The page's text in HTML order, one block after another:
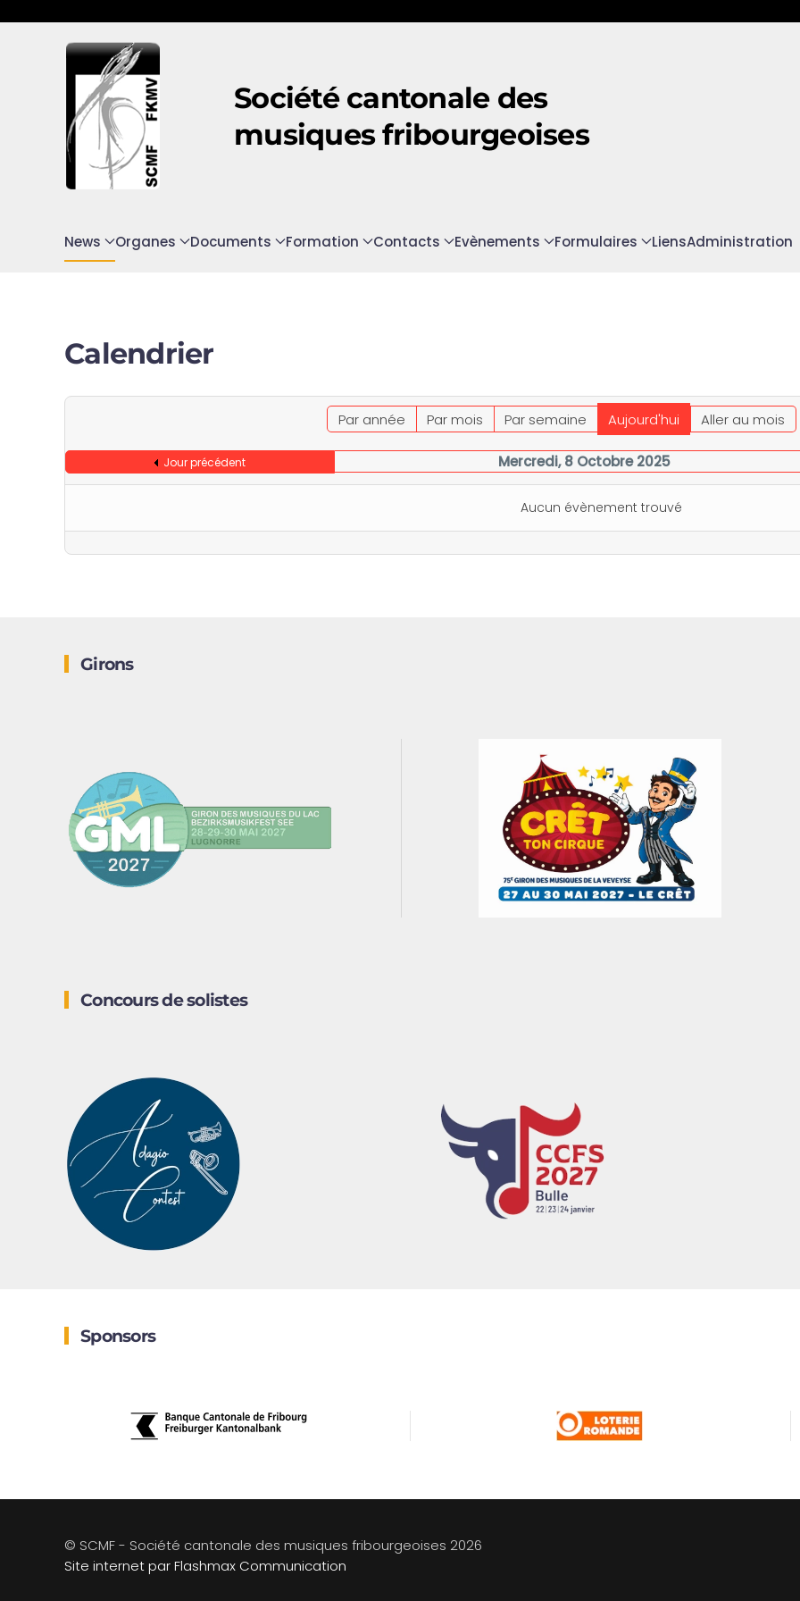
Accéder au contenu principal
Société cantonale des
musiques fribourgeoises
News Organes Documents Formation Contacts Evènements Formulaires LiensAdministration
Calendrier
Par année Par mois Par semaine Aujourd'hui Aller au mois
Jour précédent Mercredi, 8 Octobre 2025
Aucun évènement trouvé
Girons
Concours de solistes
Sponsors
© SCMF - Société cantonale des musiques fribourgeoises 2026
Site internet par Flashmax Communication